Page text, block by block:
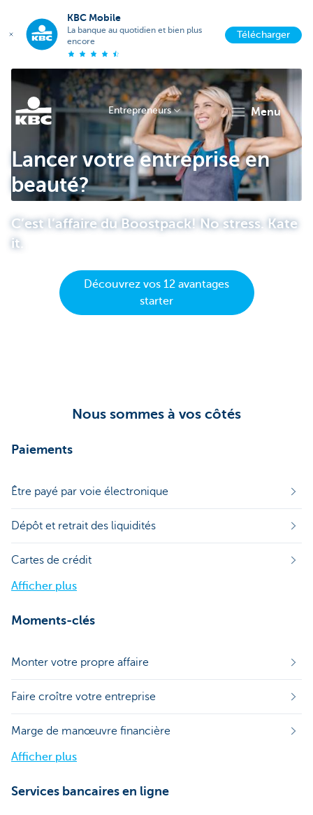
KBC Mobile
La banque au quotidien et bien plus
encore
Télécharger
Entrepreneurs menu
Lancer votre entreprise en
beauté?
C’est l’affaire du Boostpack! No stress. Kate
it.
Découvrez vos 12 avantages
starter
Nous sommes à vos côtés
Paiements
Être payé par voie électronique
Dépôt et retrait des liquidités
Cartes de crédit
Afficher plus
Moments-clés
Monter votre propre affaire
Faire croître votre entreprise
Marge de manœuvre financière
Afficher plus
Services bancaires en ligne